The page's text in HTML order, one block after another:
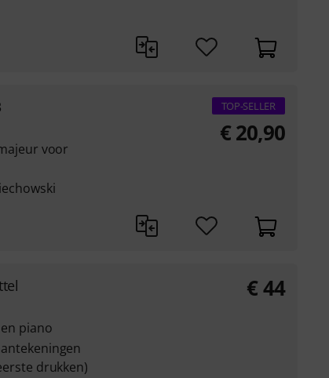
voor
TOP-SELLER
€ 20,90
piano
drukken)
€44